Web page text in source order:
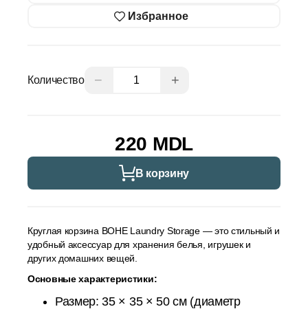
Избранное
Количество − +
220 MDL
В корзину
Круглая корзина BOHE Laundry Storage — это стильный и
удобный аксессуар для хранения белья, игрушек и
других домашних вещей.
Основные характеристики:
Размер: 35 × 35 × 50 см (диаметр